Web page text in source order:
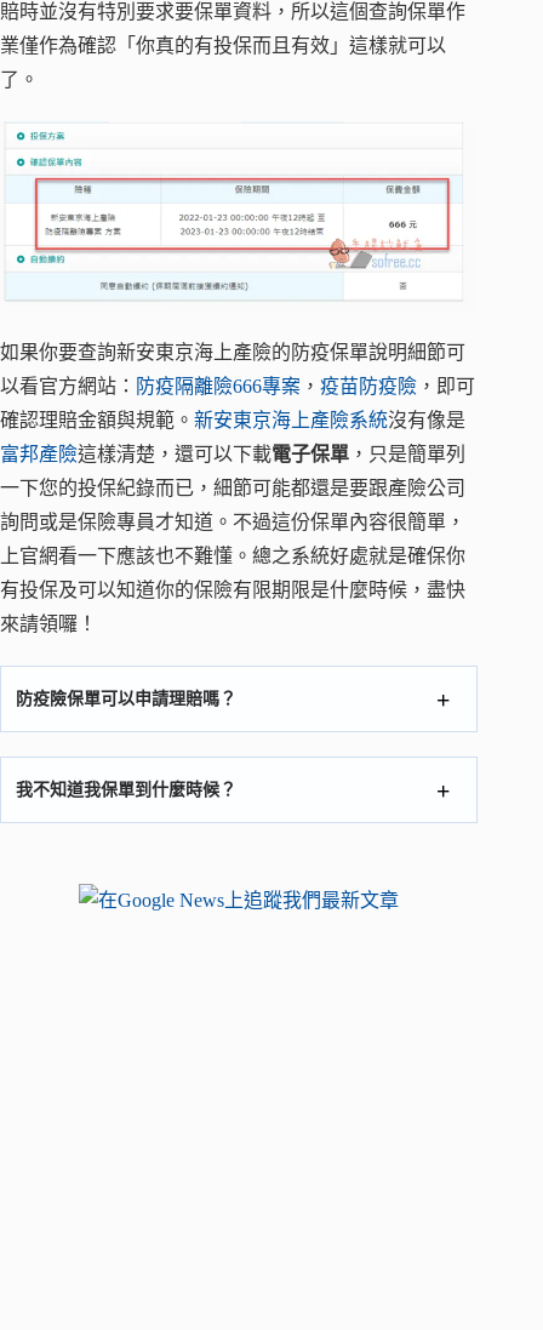
賠時並沒有特別要求要保單資料，所以這個查詢保單作
業僅作為確認「你真的有投保而且有效」這樣就可以
了。
如果你要查詢新安東京海上產險的防疫保單說明細節可
以看官方網站： 防疫隔離險666專案 ， 疫苗防疫險 ，即可
確認理賠金額與規範。 新安東京海上產險系統沒有像是
富邦產險這樣清楚，還可以下載電子保單 ，只是簡單列
一下您的投保紀錄而已，細節可能都還是要跟產險公司
詢問或是保險專員才知道。不過這份保單內容很簡單，
上官網看一下應該也不難懂。總之系統好處就是確保你
有投保及可以知道你的保險有限期限是什麼時候，盡快
來請領囉！
防疫險保單可以申請理賠嗎？
我不知道我保單到什麼時候？